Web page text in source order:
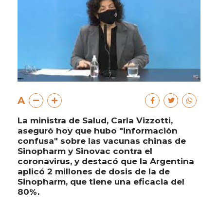
A
La ministra de Salud, Carla Vizzotti,
aseguró hoy que hubo "información
confusa" sobre las vacunas chinas de
Sinopharm y Sinovac contra el
coronavirus, y destacó que la Argentina
aplicó 2 millones de dosis de la de
Sinopharm, que tiene una eficacia del
80%.